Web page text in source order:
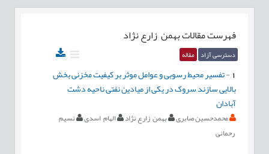
فهرست مقالاتبهمن زارع نژاد
دسترسی آزاد مقاله
-تفسیر محیط رسوبی و عوامل موثر بر کیفیت مخزنی بخش
بالایی سازند سروک در یکی از میادین نفتی ناحیه دشت
آبادان
محمدحسین صابری بهمن زارع نژاد الهام اسدی نسیم
رحمانی